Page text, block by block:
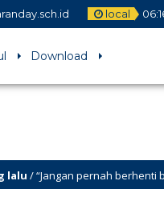
local 06:
Download
/ “Jangan pernah berhenti